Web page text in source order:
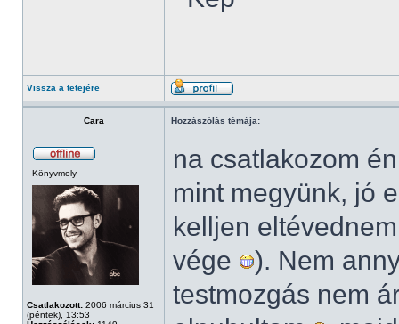
Vissza a tetejére
Cara Hozzászólás témája:
Könyvmoly
Csatlakozott: 2006 március 31
(péntek), 13:53
na csatlakozom
mint megyünk, jó
kelljen
vége
). Nem
testmozgás nem